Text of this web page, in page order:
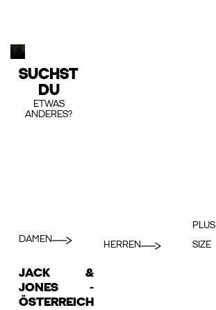
SUCHST
DU
ETWAS
ANDERES?
DAMEN
HERREN
PLUS
SIZE
JACK &
JONES -
ÖSTERREICH